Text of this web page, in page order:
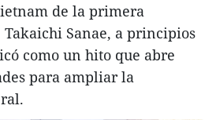
de la primera
Sanae, a principios
como un hito que abre
para ampliar la